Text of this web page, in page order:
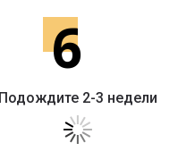
6
Подождите 2-3 недели